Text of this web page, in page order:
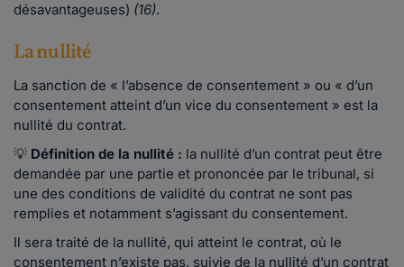
désavantageuses) (16).
La nullité
La sanction de « l’absence de consentement » ou « d’un
consentement atteint d’un vice du consentement » est la
nullité du contrat.
💡 Définition de la nullité : la nullité d’un contrat peut être
demandée par une partie et prononcée par le tribunal, si
une des conditions de validité du contrat ne sont pas
remplies et notamment s’agissant du consentement.
Il sera traité de la nullité, qui atteint le contrat, où le
consentement n’existe pas, suivie de la nullité d’un contrat